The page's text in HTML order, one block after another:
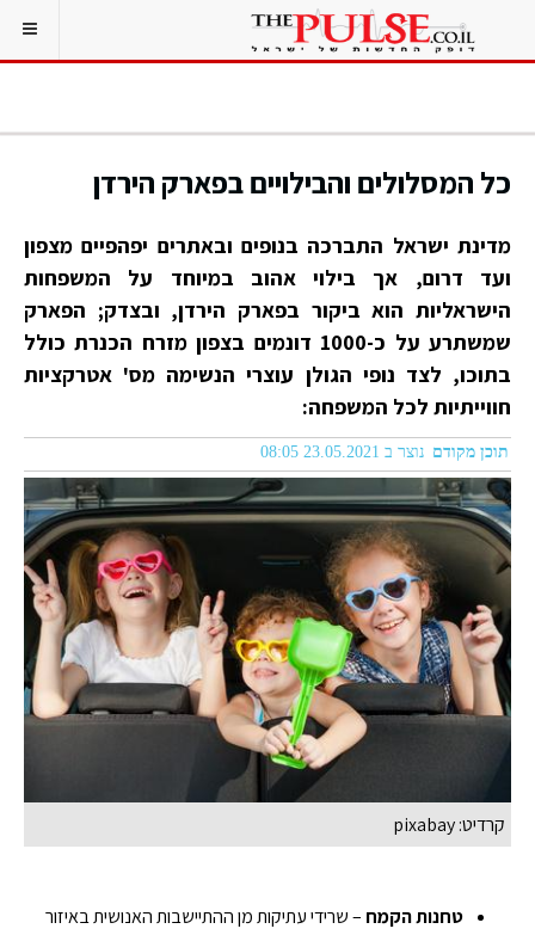
כל המסלולים והבילויים בפארק הירדן
מדינת ישראל התברכה בנופים ובאתרים יפהפיים מצפון
ועד דרום, אך בילוי אהוב במיוחד על המשפחות
הישראליות הוא ביקור בפארק הירדן, ובצדק; הפארק
שמשתרע על כ-1000 דונמים בצפון מזרח הכנרת כולל
בתוכו, לצד נופי הגולן עוצרי הנשימה מס' אטרקציות
חווייתיות לכל המשפחה:
תוכן מקודם נוצר ב 23.05.2021 08:05
קרדיט: pixabay
טחנות הקמח – שרידי עתיקות מן ההתיישבות האנושית באיזור